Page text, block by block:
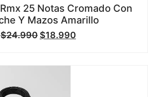
Valorado
en
0
5
25 Notas Cromado Con
Y Mazos Amarillo
$24.990 $18.990